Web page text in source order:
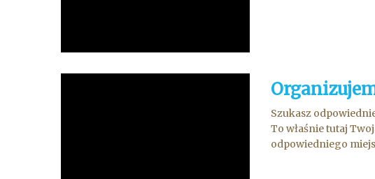
Szukasz
To właśnie tutaj
odpowiedniego